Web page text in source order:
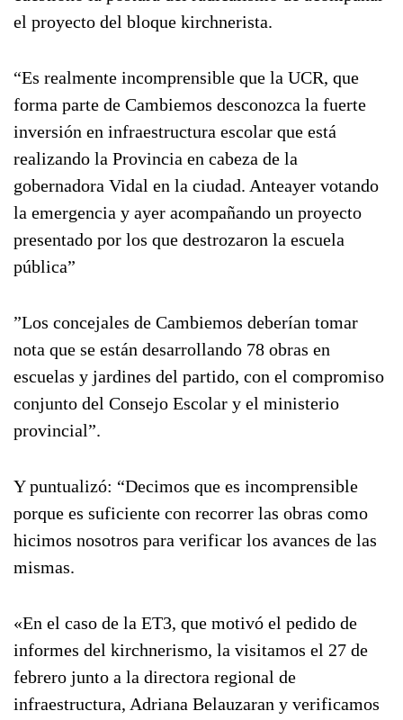
el proyecto del bloque kirchnerista.
“Es realmente incomprensible que la UCR, que
forma parte de Cambiemos desconozca la fuerte
inversión en infraestructura escolar que está
realizando la Provincia en cabeza de la
gobernadora Vidal en la ciudad. Anteayer votando
la emergencia y ayer acompañando un proyecto
presentado por los que destrozaron la escuela
pública”
”Los concejales de Cambiemos deberían tomar
nota que se están desarrollando 78 obras en
escuelas y jardines del partido, con el compromiso
conjunto del Consejo Escolar y el ministerio
provincial”.
Y puntualizó: “Decimos que es incomprensible
porque es suficiente con recorrer las obras como
hicimos nosotros para verificar los avances de las
mismas.
«En el caso de la ET3, que motivó el pedido de
informes del kirchnerismo, la visitamos el 27 de
febrero junto a la directora regional de
infraestructura, Adriana Belauzaran y verificamos